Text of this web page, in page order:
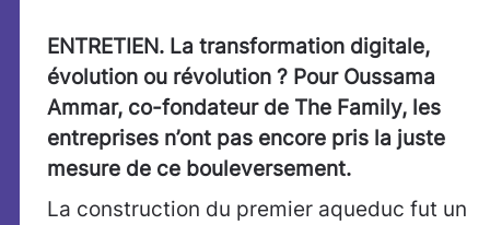
ENTRETIEN. La transformation digitale,
évolution ou révolution ? Pour Oussama
Ammar, co-fondateur de The Family, les
entreprises n’ont pas encore pris la juste
mesure de ce bouleversement.
La construction du premier aqueduc fut un